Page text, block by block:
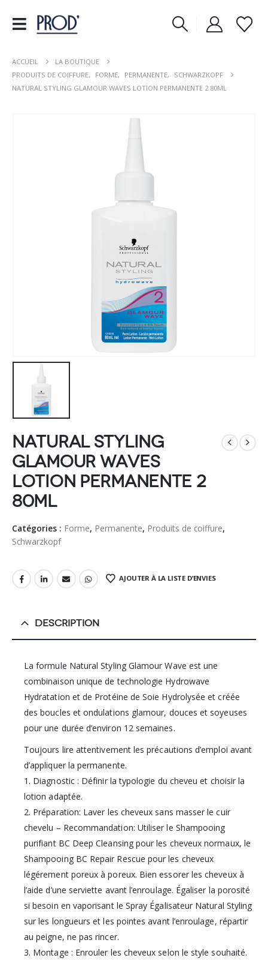
ACCUEIL
LA BOUTIQUE
PRODUITS DE COIFFURE, FORME, PERMANENTE,
SCHWARZKOPF
NATURAL STYLING GLAMOUR WAVES LOTION PERMANENTE 2 80ML
Natural Styling
Glamour Waves
Lotion Permanente 2
80ml
Catégories : Forme, Permanente, Produits de coiffure,
Schwarzkopf
AJOUTER À LA LISTE D’ENVIES
DESCRIPTION
La formule Natural Styling Glamour Wave est une
combinaison unique de technologie Hydrowave
Hydratation et de Protéine de Soie Hydrolysée et créée
des boucles et ondulations glamour, douces et soyeuses
pour une durée d’environ 12 semaines.
Toujours lire attentivement les précautions d’emploi avant
d’appliquer la permanente.
1. Diagnostic : Définir la typologie du cheveu et choisir la
lotion adaptée.
2. Préparation: Laver les cheveux sans masser le cuir
chevelu – Recommandation: Utiliser le Shampooing
purifiant BC Deep Cleansing pour les cheveux normaux, le
Shampooing BC Repair Rescue pour les cheveux
légérement poreux à poreux. Bien essorer les cheveux à
l’aide d’une serviette avant l’enroulage. Égaliser la porosité
si besoin en vaporisant le Spray Égalisateur Natural Styling
sur les longueurs et les pointes avant l’enroulage, répartir
au peigne, ne pas rincer.
3. Montage : Enrouler les cheveux selon le style souhaité.